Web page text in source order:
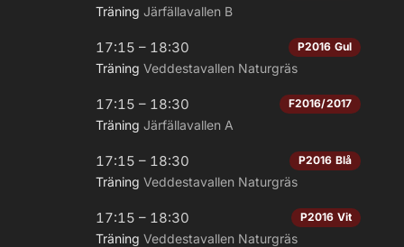
Träning Järfällavallen B
17:15 – 18:30 P2016 Gul
Träning Veddestavallen Naturgräs
17:15 – 18:30 F2016/2017
Träning Järfällavallen A
17:15 – 18:30 P2016 Blå
Träning Veddestavallen Naturgräs
17:15 – 18:30 P2016 Vit
Träning Veddestavallen Naturgräs